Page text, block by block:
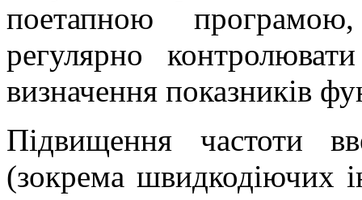
поетапною
регулярно
визначення показників
Підвищення частоти
(зокрема швидкодіючих